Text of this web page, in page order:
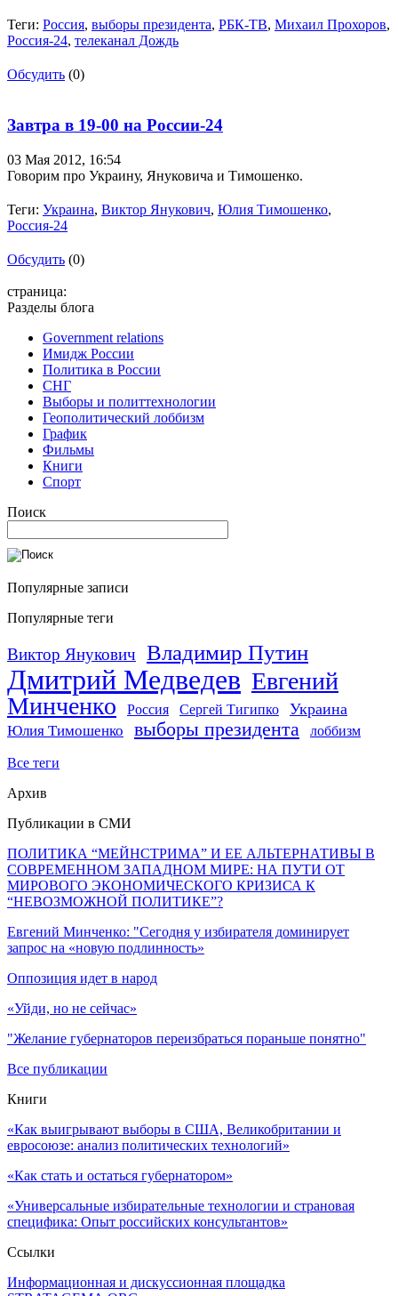
Теги: Россия, выборы президента, РБК-ТВ, Михаил Прохоров,
Россия-24, телеканал Дождь
Обсудить (0)
Завтра в 19-00 на России-24
03 Мая 2012, 16:54
Говорим про Украину, Януковича и Тимошенко.
Теги: Украина, Виктор Янукович, Юлия Тимошенко,
Россия-24
Обсудить (0)
страница:
Разделы блога
Government relations
Имидж России
Политика в России
СНГ
Выборы и политтехнологии
Геополитический лоббизм
График
Фильмы
Книги
Спорт
Поиск
Популярные записи
Популярные теги
Виктор Янукович Владимир Путин
Дмитрий Медведев Евгений
Минченко
Россия Сергей Тигипко Украина
Юлия Тимошенко выборы президента лоббизм
Все теги
Архив
Публикации в СМИ
ПОЛИТИКА “МЕЙНСТРИМА” И ЕЕ АЛЬТЕРНАТИВЫ В
СОВРЕМЕННОМ ЗАПАДНОМ МИРЕ: НА ПУТИ ОТ
МИРОВОГО ЭКОНОМИЧЕСКОГО КРИЗИСА К
“НЕВОЗМОЖНОЙ ПОЛИТИКЕ”?
Евгений Минченко: "Сегодня у избирателя доминирует
запрос на «новую подлинность»
Оппозиция идет в народ
«Уйди, но не сейчас»
"Желание губернаторов переизбраться пораньше понятно"
Все публикации
Книги
«Как выигрывают выборы в США, Великобритании и
евросоюзе: анализ политических технологий»
«Как стать и остаться губернатором»
«Универсальные избирательные технологии и страновая
специфика: Опыт российских консультантов»
Ссылки
Информационная и дискуссионная площадка